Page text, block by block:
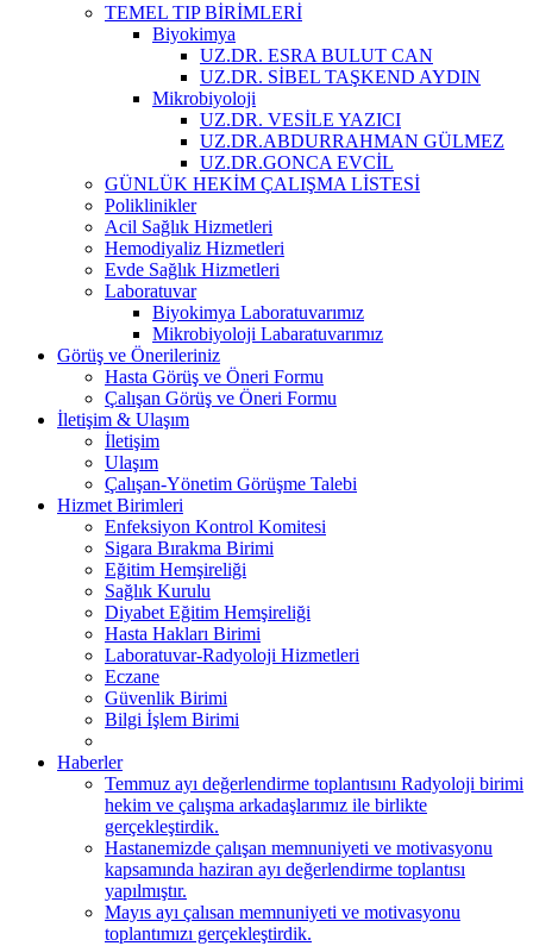
TEMEL TIP BİRİMLERİ
Biyokimya
UZ.DR. ESRA BULUT CAN
UZ.DR. SİBEL TAŞKEND AYDIN
Mikrobiyoloji
UZ.DR. VESİLE YAZICI
UZ.DR.ABDURRAHMAN GÜLMEZ
UZ.DR.GONCA EVCİL
GÜNLÜK HEKİM ÇALIŞMA LİSTESİ
Poliklinikler
Acil Sağlık Hizmetleri
Hemodiyaliz Hizmetleri
Evde Sağlık Hizmetleri
Laboratuvar
Biyokimya Laboratuvarımız
Mikrobiyoloji Labaratuvarımız
Görüş ve Önerileriniz
Hasta Görüş ve Öneri Formu
Çalışan Görüş ve Öneri Formu
İletişim & Ulaşım
İletişim
Ulaşım
Çalışan-Yönetim Görüşme Talebi
Hizmet Birimleri
Enfeksiyon Kontrol Komitesi
Sigara Bırakma Birimi
Eğitim Hemşireliği
Sağlık Kurulu
Diyabet Eğitim Hemşireliği
Hasta Hakları Birimi
Laboratuvar-Radyoloji Hizmetleri
Eczane
Güvenlik Birimi
Bilgi İşlem Birimi
Haberler
Temmuz ayı değerlendirme toplantısını Radyoloji birimi
hekim ve çalışma arkadaşlarımız ile birlikte
gerçekleştirdik.
Hastanemizde çalışan memnuniyeti ve motivasyonu
kapsamında haziran ayı değerlendirme toplantısı
yapılmıştır.
Mayıs ayı çalısan memnuniyeti ve motivasyonu
toplantımızı gerçekleştirdik.